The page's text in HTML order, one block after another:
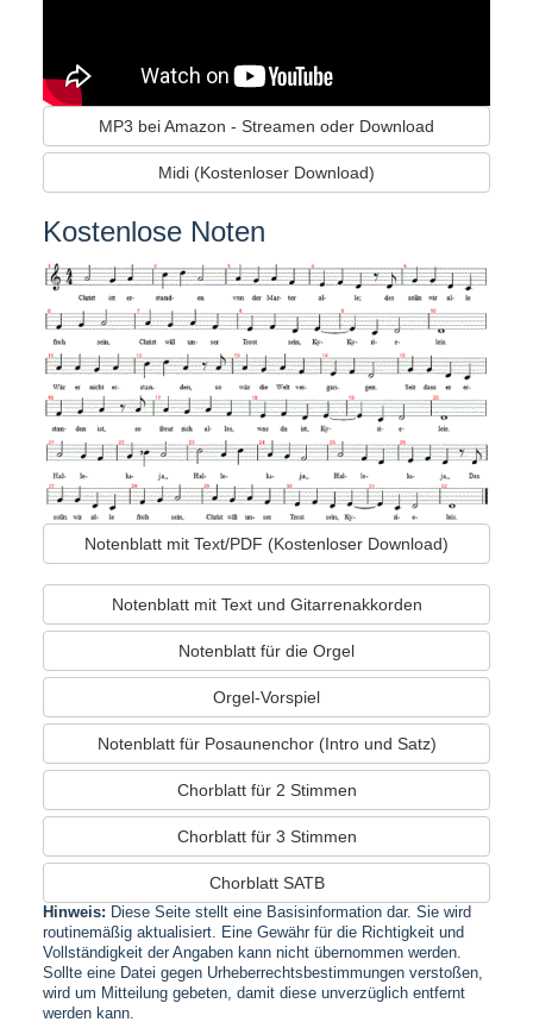
MP3 bei Amazon - Streamen oder Download
Midi (Kostenloser Download)
Kostenlose Noten
Notenblatt mit Text/PDF (Kostenloser Download)
Notenblatt mit Text und Gitarrenakkorden
Notenblatt für die Orgel
Orgel-Vorspiel
Notenblatt für Posaunenchor (Intro und Satz)
Chorblatt für 2 Stimmen
Chorblatt für 3 Stimmen
Chorblatt SATB
Hinweis: Diese Seite stellt eine Basisinformation dar. Sie wird
routinemäßig aktualisiert. Eine Gewähr für die Richtigkeit und
Vollständigkeit der Angaben kann nicht übernommen werden.
Sollte eine Datei gegen Urheberrechtsbestimmungen verstoßen,
wird um Mitteilung gebeten, damit diese unverzüglich entfernt
werden kann.